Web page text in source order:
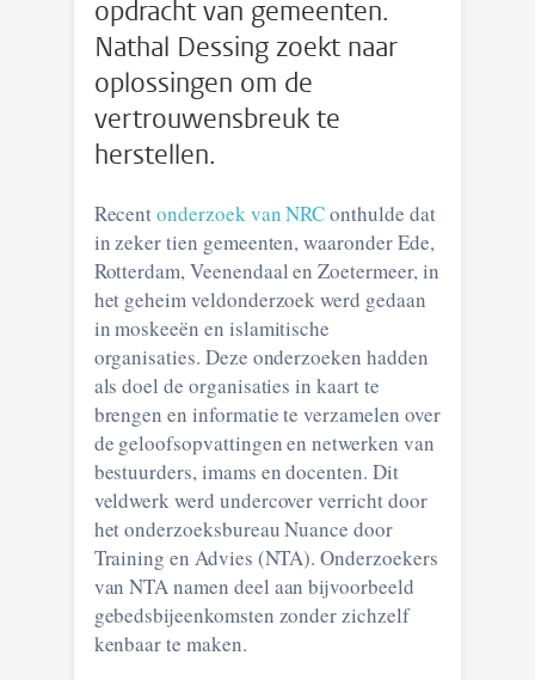
opdracht van gemeenten.
Nathal Dessing zoekt naar
oplossingen om de
vertrouwensbreuk te
herstellen.
Recentonderzoek van NRConthulde dat
in zeker tien gemeenten, waaronder Ede,
Rotterdam, Veenendaal en Zoetermeer, in
het geheim veldonderzoek werd gedaan
in moskeeën en islamitische
organisaties. Deze onderzoeken hadden
als doel de organisaties in kaart te
brengen en informatie te verzamelen over
de geloofsopvattingen en netwerken van
bestuurders, imams en docenten. Dit
veldwerk werd undercover verricht door
het onderzoeksbureau Nuance door
Training en Advies (NTA). Onderzoekers
van NTA namen deel aan bijvoorbeeld
gebedsbijeenkomsten zonder zichzelf
kenbaar te maken.